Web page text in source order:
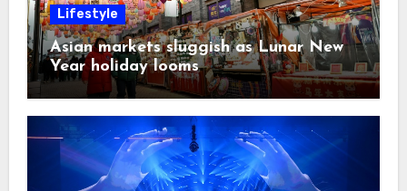
Lifestyle
Asian markets sluggish as Lunar New
Year holiday looms